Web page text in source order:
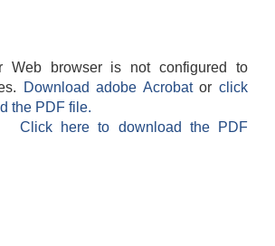
Web browser is not configured to
Download adobe Acrobatorclick
the PDF file.
Click here to download the PDF